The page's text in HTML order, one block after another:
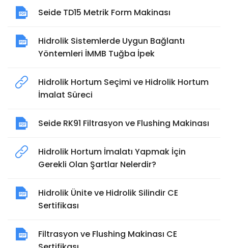
Seide TD15 Metrik Form Makinası
Hidrolik Sistemlerde Uygun Bağlantı
Yöntemleri İMMB Tuğba İpek
Hidrolik Hortum Seçimi ve Hidrolik Hortum
İmalat Süreci
Seide RK91 Filtrasyon ve Flushing Makinası
Hidrolik Hortum İmalatı Yapmak İçin
Gerekli Olan Şartlar Nelerdir?
Hidrolik Ünite ve Hidrolik Silindir CE
Sertifikası
Filtrasyon ve Flushing Makinası CE